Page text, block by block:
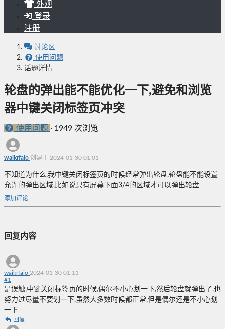
外观
登录
注册
讨论区
使用问题
话题详情
轮盘的弹出能不能优化一下,避免和浏览
器中键关闭标签页冲突
使用问题 · 1949 次浏览
waikrfaio 创建于 2024-01-30 01:01
不知道为什么,我中键关闭标签页的时候经常弹出轮盘,轮盘能不能设置
允许的弹出区域,比如说只有屏幕下面3/4的区域才可以弹出轮盘
添加评论
回复内容
waikrfaio 2024-01-30 01:11
#1
是误触,中键关闭标签页的时候,偶尔不小心划一下,然后轮盘就弹出了,也
努力过尽量不要划一下,虽然大多数时候都正常,但是偶尔还是不小心划
一下
回复